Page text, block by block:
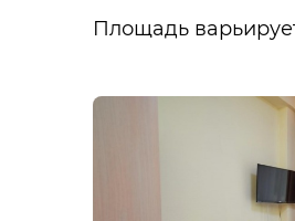
Площадь